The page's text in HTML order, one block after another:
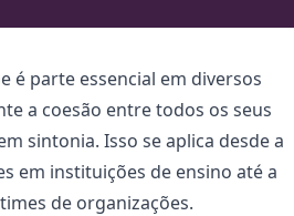
é parte essencial em diversos
a coesão entre todos os seus
sintonia. Isso se aplica desde a
em instituições de ensino até a
de organizações.